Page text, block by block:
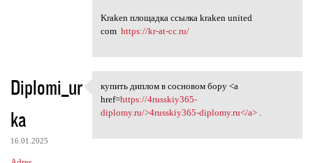
Kraken площадка ссылка kraken united
com https://kr-at-cc.ru/
Diplomi_ur
ka
16.01.2025
купить диплом в сосновом бору
купить диплом в сосновом бору <a
href=https://4russkiy365-
diplomy.ru/>4russkiy365-diplomy.ru</a>.